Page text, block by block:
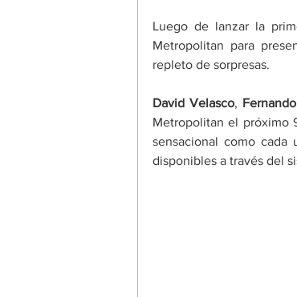
Luego de lanzar la
Metropolitan para
repleto de sorpresas.
David Velasco,
Metropolitan el próximo
sensacional como
disponibles a través del